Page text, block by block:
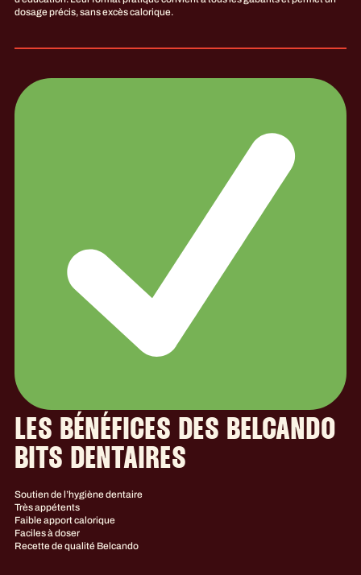
dosage précis, sans excès calorique.
LES BÉNÉFICES DES BELCANDO
BITS DENTAIRES
Soutien de l’hygiène dentaire
Très appétents
Faible apport calorique
Faciles à doser
Recette de qualité Belcando